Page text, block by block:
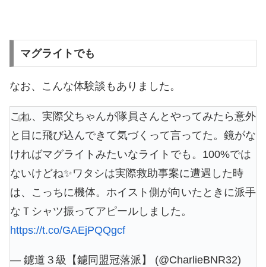
マグライトでも
なお、こんな体験談もありました。
これ、実際父ちゃんが隊員さんとやってみたら意外
と目に飛び込んできて気づくって言ってた。鏡がな
ければマグライトみたいなライトでも。100%では
ないけどね✨ワタシは実際救助事案に遭遇した時
は、こっちに機体。ホイスト側が向いたときに派手
なＴシャツ振ってアピールしました。
https://t.co/GAEjPQQgcf
— 鑢道３級【鑢同盟冠落派】 (@CharlieBNR32)